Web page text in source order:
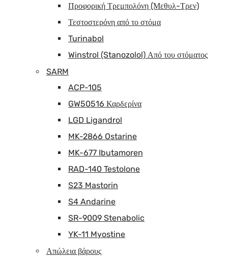
Προφορική Τρεμπολόνη (Μεθυλ-Τρεν)
Τεστοστερόνη από το στόμα
Turinabol
Winstrol (Stanozolol) Από του στόματος
SARM
ACP-105
GW50516 Καρδερίνα
LGD Ligandrol
MK-2866 Ostarine
MK-677 Ibutamoren
RAD-140 Testolone
S23 Mastorin
S4 Andarine
SR-9009 Stenabolic
YK-11 Myostine
Απώλεια βάρους